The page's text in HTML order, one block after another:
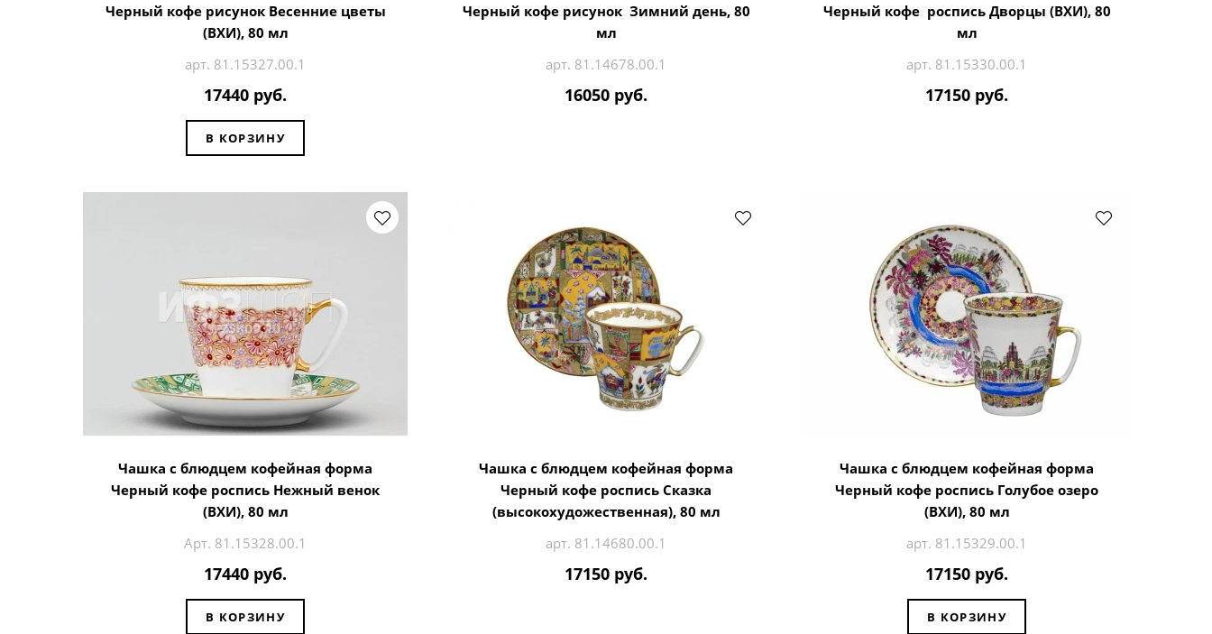
Черный кофе рисунок Весенние цветы
(ВХИ), 80 мл
арт. 81.15327.00.1
17440 руб.
В КОРЗИНУ
Черный кофе рисунок Зимний день, 80
мл
арт. 81.14678.00.1
16050 руб.
Черный кофе роспись Дворцы (ВХИ), 80
мл
арт. 81.15330.00.1
17150 руб.
Чашка с блюдцем кофейная форма
Черный кофе роспись Нежный венок
(ВХИ), 80 мл
Арт. 81.15328.00.1
17440 руб.
В КОРЗИНУ
Чашка с блюдцем кофейная форма
Черный кофе роспись Сказка
(высокохудожественная), 80 мл
арт. 81.14680.00.1
17150 руб.
Чашка с блюдцем кофейная форма
Черный кофе роспись Голубое озеро
(ВХИ), 80 мл
арт. 81.15329.00.1
17150 руб.
В КОРЗИНУ